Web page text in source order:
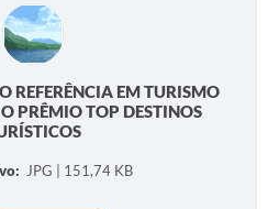
REFERÊNCIA EM TURISMO
PRÊMIO TOP DESTINOS
JPG | 151,74 KB